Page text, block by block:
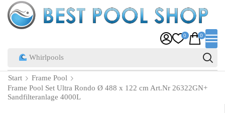
Pool Zubehör
0 0
Start
Frame Pool
Frame Pool Set Ultra Rondo Ø 488 x 122 cm Art.Nr 26322GN+
Sandfilteranlage 4000L